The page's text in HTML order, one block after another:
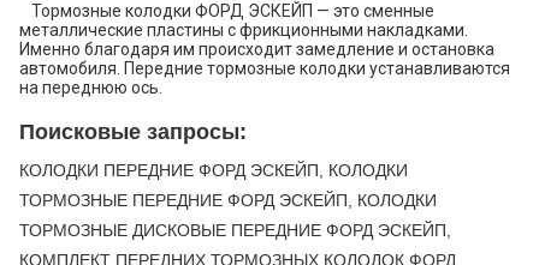
Тормозные колодки ФОРД ЭСКЕЙП — это сменные
металлические пластины с фрикционными накладками.
Именно благодаря им происходит замедление и остановка
автомобиля. Передние тормозные колодки устанавливаются
на переднюю ось.
Поисковые запросы:
КОЛОДКИ ПЕРЕДНИЕ ФОРД ЭСКЕЙП, КОЛОДКИ
ТОРМОЗНЫЕ ПЕРЕДНИЕ ФОРД ЭСКЕЙП, КОЛОДКИ
ТОРМОЗНЫЕ ДИСКОВЫЕ ПЕРЕДНИЕ ФОРД ЭСКЕЙП,
КОМПЛЕКТ ПЕРЕДНИХ ТОРМОЗНЫХ КОЛОДОК ФОРД